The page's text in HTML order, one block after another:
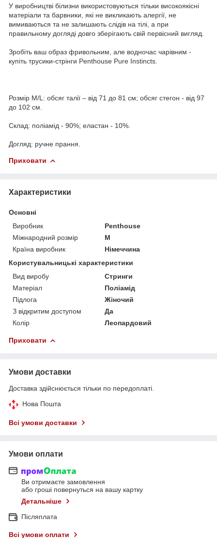
У виробництві білизни використовуються тільки високоякісні
матеріали та барвники, які не викликають алергії, не
вимиваються та не залишають слідів на тілі, а при
правильному догляді довго зберігають свій первісний вигляд.
Зробіть ваш образ фривольним, але водночас чарівним -
купіть трусики-стрінги Penthouse Pure Instincts.
Розмір М/L: обсяг талії – від 71 до 81 см; обсяг стегон - від 97
до 102 см.
Склад: поліамід - 90%; еластан - 10%.
Догляд: ручне прання.
Приховати
Характеристики
Основні
Виробник
Penthouse
Міжнародний розмір
M
Країна виробник
Німеччина
Користувальницькі характеристики
Вид виробу
Стринги
Матеріал
Поліамід
Підлога
Жіночий
З відкритим доступом
Да
Колір
Леопардовий
Приховати
Умови доставки
Доставка здійснюється тільки по передоплаті.
Нова Пошта
Всі умови доставки
Умови оплати
Ви отримаєте замовлення
або гроші повернуться на вашу картку
Детальніше
Післяплата
Всі умови оплати